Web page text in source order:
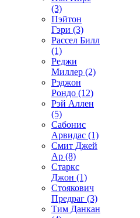
(3)
Пэйтон
Гэри (3)
Рассел Билл
(1)
Реджи
Миллер (2)
Рэджон
Рондо (12)
Рэй Аллен
(5)
Сабонис
Арвидас (1)
Смит Джей
Ар (8)
Старкс
Джон (1)
Стоякович
Предраг (3)
Тим Данкан